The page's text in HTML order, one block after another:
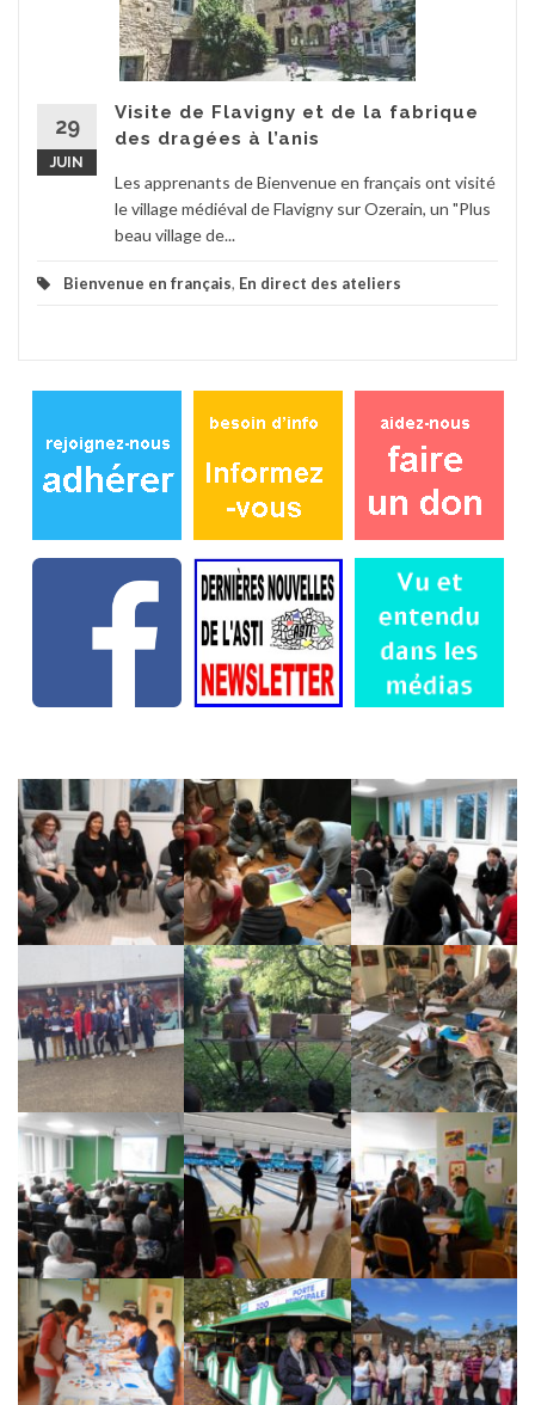
29
JUIN
Visite de Flavigny et de la fabrique
des dragées à l’anis
Les apprenants de Bienvenue en français ont visité
le village médiéval de Flavigny sur Ozerain, un "Plus
beau village de...
Bienvenue en français, En direct des ateliers